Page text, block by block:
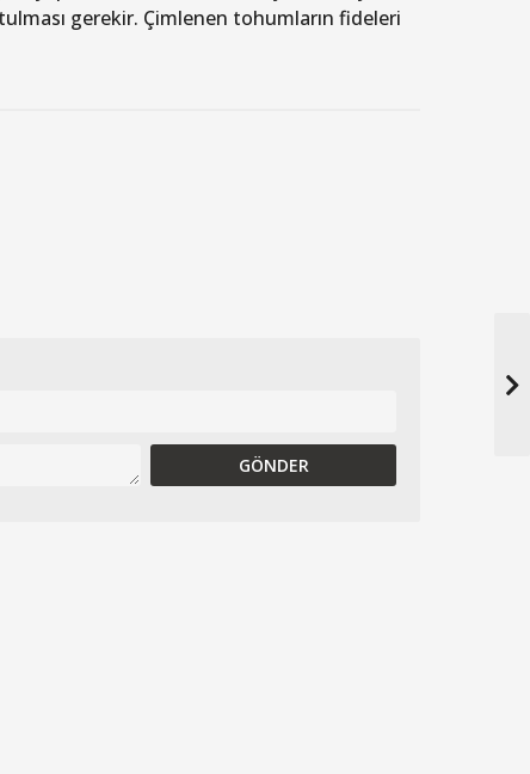
gerekir. Çimlenen tohumların fideleri